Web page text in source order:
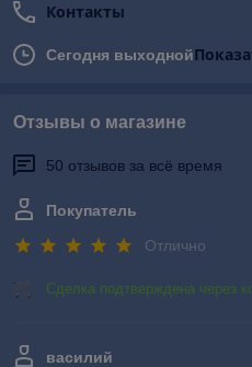
Контакты
Сегодня выходной
Отзывы о магазине
50 отзывов за всё время
Покупатель
Отлично
Сделка подтверждена через
василий